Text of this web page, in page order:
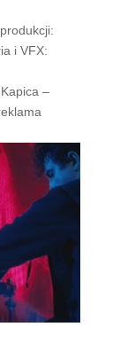
i VFX:
–